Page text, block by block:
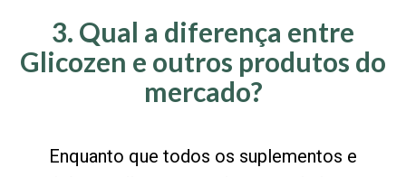
3. Qual a diferença entre
Glicozen e outros produtos do
mercado?
Enquanto que todos os suplementos e